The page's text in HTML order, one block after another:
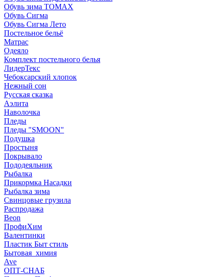
Обувь зима ТОМАХ
Обувь Сигма
Обувь Сигма Лето
Постельное бельё
Матрас
Одеяло
Комплект постельного белья
ЛидерТекс
Чебоксарский хлопок
Нежный сон
Русская сказка
Аэлита
Наволочка
Пледы
Пледы "SMOON"
Подушка
Простыня
Покрывало
Пододеяльник
Рыбалка
Прикормка Насадки
Рыбалка зима
Свинцовые грузила
Распродажа
Beon
ПрофиХим
Валентинки
Пластик Быт стиль
Бытовая_химия
Ave
ОПТ-СНАБ